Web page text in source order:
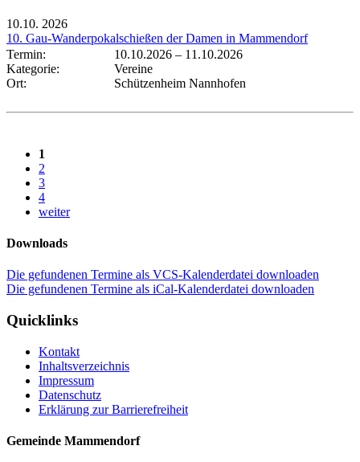
10.10. 2026
10. Gau-Wanderpokalschießen der Damen in Mammendorf
Termin:
10.10.2026 – 11.10.2026
Kategorie:
Vereine
Ort:
Schützenheim Nannhofen
1
2
3
4
weiter
Downloads
Die gefundenen Termine als VCS-Kalenderdatei downloaden
Die gefundenen Termine als iCal-Kalenderdatei downloaden
Quicklinks
Kontakt
Inhaltsverzeichnis
Impressum
Datenschutz
Erklärung zur Barrierefreiheit
Gemeinde Mammendorf